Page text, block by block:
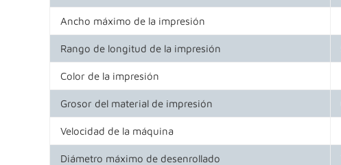
Ancho máximo de la impresión
Rango de longitud de la impresión
Color de la impresión
Grosor del material de impresión
Velocidad de la máquina
Diámetro máximo de desenrollado